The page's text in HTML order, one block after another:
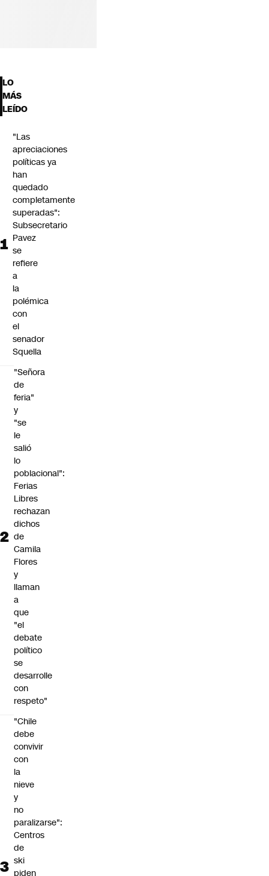
LO
MÁS
LEÍDO
"Las
apreciaciones
políticas ya
han
quedado
completamente
superadas":
Subsecretario
Pavez
se
refiere
a
la
polémica
con
el
senador
Squella
"Señora
de
feria"
y
"se
le
salió
lo
poblacional":
Ferias
Libres
rechazan
dichos
de
Camila
Flores
y
llaman
a
que
"el
debate
político
se
desarrolle
con
respeto"
"Chile
debe
convivir
con
la
nieve
y
no
paralizarse":
Centros
de
ski
piden